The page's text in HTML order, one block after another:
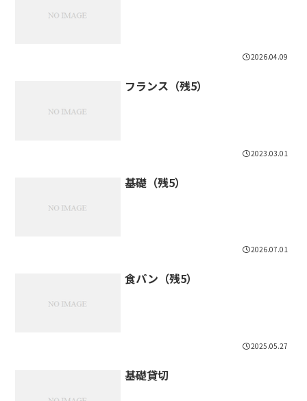
2026.04.09
フランス（残5）
2023.03.01
基礎（残5）
2026.07.01
食パン（残5）
2025.05.27
基礎貸切